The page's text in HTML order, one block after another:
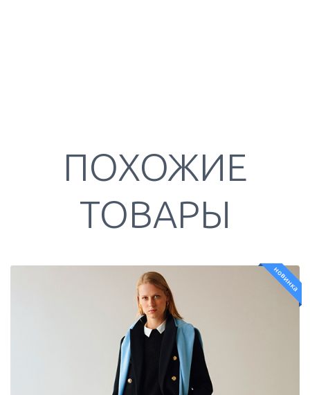
ПОХОЖИЕ
ТОВАРЫ
новинка